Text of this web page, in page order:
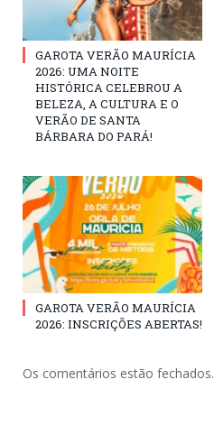
GAROTA VERÃO MAURÍCIA
2026: UMA NOITE
HISTÓRICA CELEBROU A
BELEZA, A CULTURA E O
VERÃO DE SANTA
BÁRBARA DO PARÁ!
GAROTA VERÃO MAURÍCIA
2026: INSCRIÇÕES ABERTAS!
Os comentários estão fechados.